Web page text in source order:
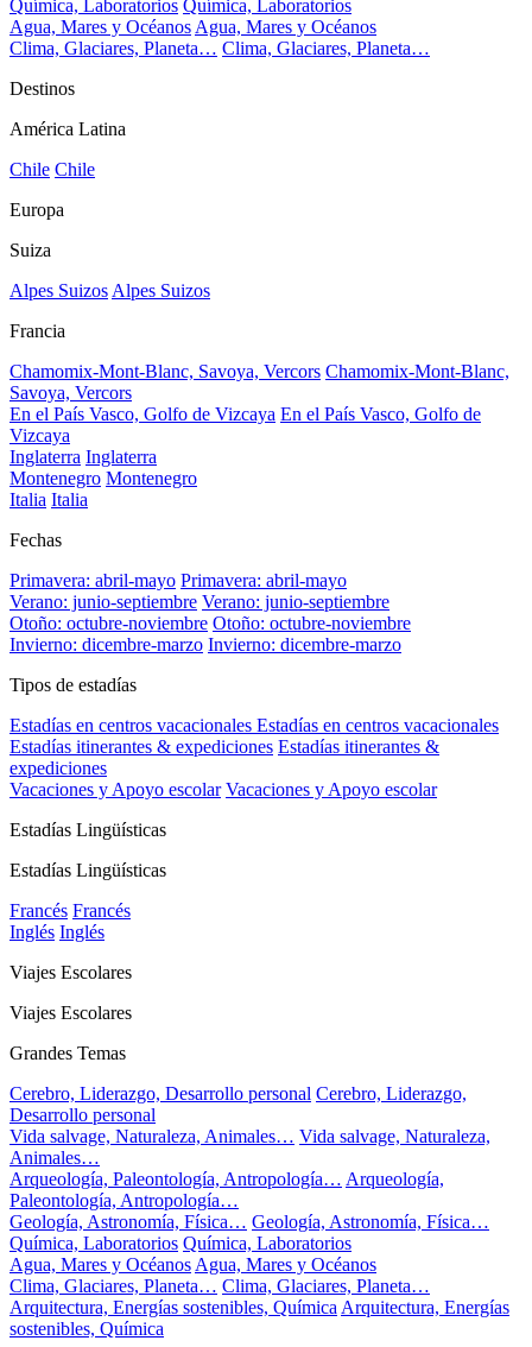
Química, Laboratorios Química, Laboratorios
Agua, Mares y OcéanosAgua, Mares y Océanos
Clima, Glaciares, Planeta… Clima, Glaciares, Planeta…
Destinos
América Latina
Chile Chile
Europa
Suiza
Alpes SuizosAlpes Suizos
Francia
Chamomix-Mont-Blanc, Savoya, Vercors Chamomix-Mont-Blanc,
Savoya, Vercors
En el País Vasco, Golfo de Vizcaya En el País Vasco, Golfo de
Vizcaya
Inglaterra Inglaterra
Montenegro Montenegro
Italia Italia
Fechas
Primavera: abril-mayo Primavera: abril-mayo
Verano: junio-septiembre Verano: junio-septiembre
Otoño: octubre-noviembre Otoño: octubre-noviembre
Invierno: dicembre-marzo Invierno: dicembre-marzo
Tipos de estadías
Estadías en centros vacacionales Estadías en centros vacacionales
Estadías itinerantes & expediciones Estadías itinerantes &
expediciones
Vacaciones y Apoyo escolar Vacaciones y Apoyo escolar
Estadías Lingüísticas
Estadías Lingüísticas
Francés Francés
Inglés Inglés
Viajes Escolares
Viajes Escolares
Grandes Temas
Cerebro, Liderazgo, Desarrollo personal Cerebro, Liderazgo,
Desarrollo personal
Vida salvage, Naturaleza, Animales… Vida salvage, Naturaleza,
Animales…
Arqueología, Paleontología, Antropología… Arqueología,
Paleontología, Antropología…
Geología, Astronomía, Física… Geología, Astronomía, Física…
Química, Laboratorios Química, Laboratorios
Agua, Mares y OcéanosAgua, Mares y Océanos
Clima, Glaciares, Planeta… Clima, Glaciares, Planeta…
Arquitectura, Energías sostenibles, QuímicaArquitectura, Energías
sostenibles, Química